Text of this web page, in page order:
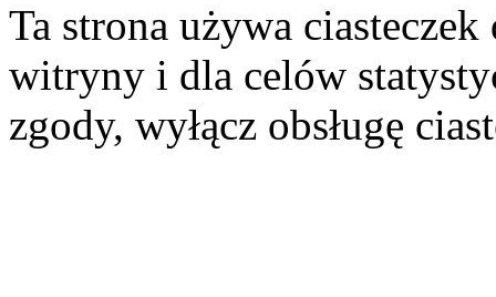
Ta strona używa
witryny i dla celów
zgody, wyłącz obsługę